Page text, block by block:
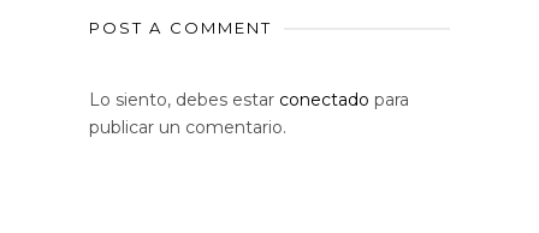
POST A COMMENT
Lo siento, debes estar conectado para
publicar un comentario.